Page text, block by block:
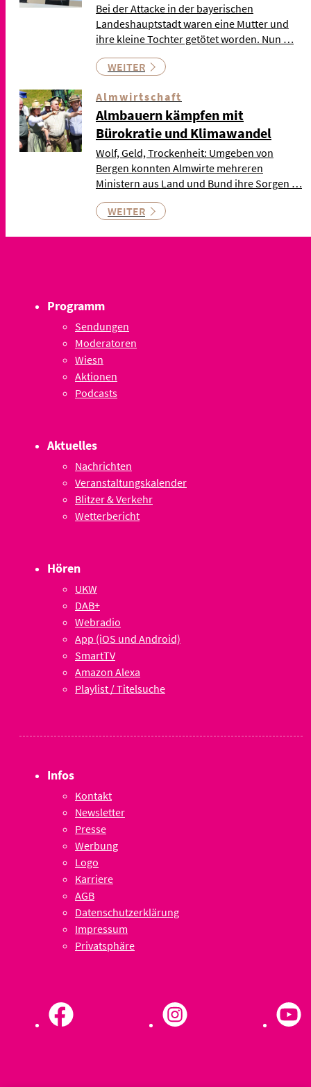
Bei der Attacke in der bayerischen
Landeshauptstadt waren eine Mutter und
ihre kleine Tochter getötet worden. Nun …
WEITER
Almwirtschaft
Almbauern kämpfen mit
Bürokratie und Klimawandel
Wolf, Geld, Trockenheit: Umgeben von
Bergen konnten Almwirte mehreren
Ministern aus Land und Bund ihre Sorgen …
WEITER
Programm
Sendungen
Moderatoren
Wiesn
Aktionen
Podcasts
Aktuelles
Nachrichten
Veranstaltungskalender
Blitzer & Verkehr
Wetterbericht
Hören
UKW
DAB+
Webradio
App (iOS und Android)
SmartTV
Amazon Alexa
Playlist / Titelsuche
Infos
Kontakt
Newsletter
Presse
Werbung
Logo
Karriere
AGB
Datenschutzerklärung
Impressum
Privatsphäre